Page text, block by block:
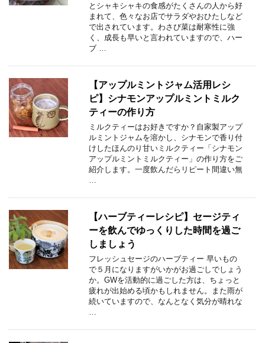
とシャキシャキの食感がたくさんの人から好
まれて、色々なお店でサラダやおひたしなど
で出されています。わさび菜は耐寒性に強
く、成長も早いと言われていますので、ハー
ブ …
【アップルミントジャム活用レシ
ピ】シナモンアップルミントミルク
ティーの作り方
ミルクティーはお好きですか？自家製アップ
ルミントジャムを溶かし、シナモンで香り付
けしたほんのり甘いミルクティー「シナモン
アップルミントミルクティー」の作り方をご
紹介します。一度飲んだらリピート間違い無
…
【ハーブティーレシピ】セージティ
ーを飲んでゆっくりした時間を過ご
しましょう
フレッシュセージのハーブティー 早いもの
で５月になりますがいかがお過ごしでしょう
か。GWを活動的に過ごした方は、ちょっと
疲れが出始める頃かもしれません。また雨が
続いていますので、なんとなく気分が晴れな
…